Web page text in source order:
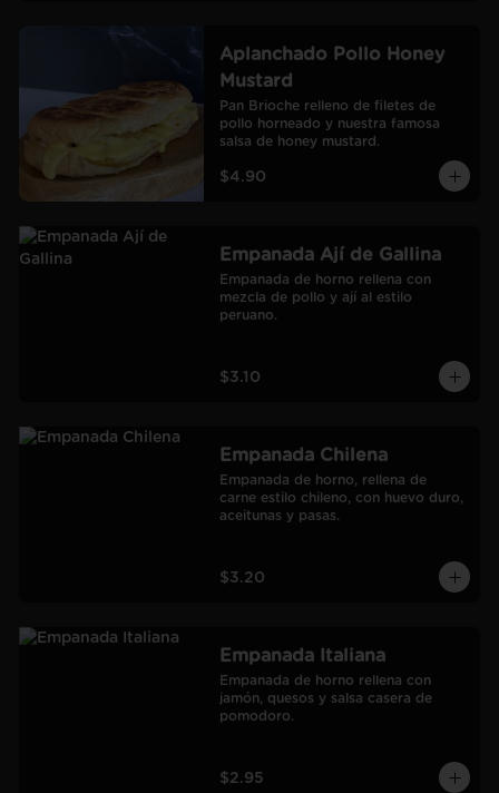
Aplanchado Pollo Honey
Mustard
Pan Brioche relleno de filetes de
pollo horneado y nuestra famosa
salsa de honey mustard.
$4.90
Empanada Ají de Gallina
Empanada de horno rellena con
mezcla de pollo y ají al estilo
peruano.
$3.10
Empanada Chilena
Empanada de horno, rellena de
carne estilo chileno, con huevo duro,
aceitunas y pasas.
$3.20
Empanada Italiana
Empanada de horno rellena con
jamón, quesos y salsa casera de
pomodoro.
$2.95